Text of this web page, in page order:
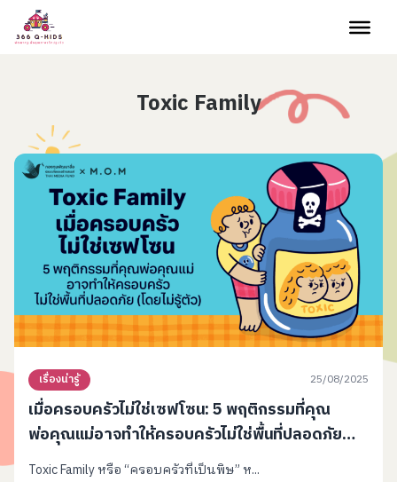
Skip to content
Toxic Family
เรื่องน่ารู้ 25/08/2025
เมื่อครอบครัวไม่ใช่เซฟโซน: 5 พฤติกรรมที่คุณ
พ่อคุณแม่อาจทำให้ครอบครัวไม่ใช่พื้นที่ปลอดภัย
(โดยไม่รู้ตัว)
Toxic Family หรือ “ครอบครัวที่เป็นพิษ” ห...